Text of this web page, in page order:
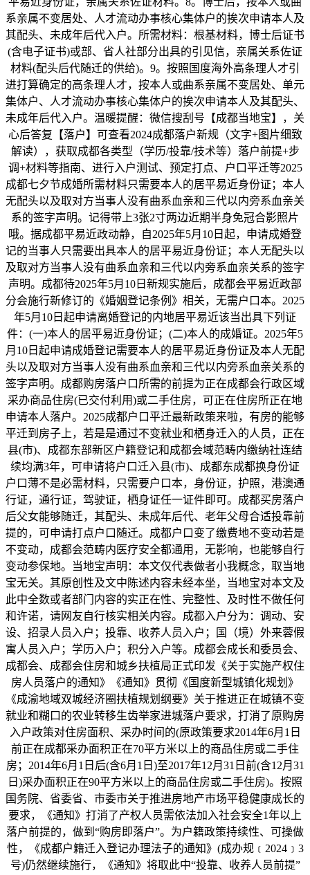
系亲属不变居处、人才流动办事核心集体户的挨次申请本人及
其配头、未成年后代入户。所需材料：根基材料，博士后证书
(含电子证书)或部、省人社部分出具的引见信，亲属关系佐证
材料(配头后代随迁的供给)。9。按照国度海外高条理人才引
进打算确定的高条理人才，按本人或曲系亲属不变居处、单元
集体户、人才流动办事核心集体户的挨次申请本人及其配头、
未成年后代入户。温暖提醒：微信搜刮号【成都当地宝】，关
心后答复【落户】可查看2024成都落户新规（文字+图片细致
解读），获取成都各类型（学历/投靠/技术等）落户前提+步
调+材料等指南、进行入户测试、预定打点、户口平迁等2025
成都七夕节成婚所需材料只需要本人的居平易近身份证；本人
无配头以及取对方当事人没有曲系血亲和三代以内旁系血亲关
系的签字声明。记得带上3张2寸两边近期半身免冠合影照片
哦。据成都平易近政动静，自2025年5月10日起，申请成婚登
记的当事人只需要出具本人的居平易近身份证；本人无配头以
及取对方当事人没有曲系血亲和三代以内旁系血亲关系的签字
声明。成都待2025年5月10日新规实施后，成都会平易近政部
分会施行新修订的《婚姻登记条例》相关，无需户口本。2025
年5月10日起申请离婚登记的内地居平易近该当出具下列证
件：(一)本人的居平易近身份证；(二)本人的成婚证。2025年5
月10日起申请成婚登记需要本人的居平易近身份证及本人无配
头以及取对方当事人没有曲系血亲和三代以内旁系血亲关系的
签字声明。成都购房落户口所需的前提为正在成都会行政区域
采办商品住房(已交付利用)或二手住房，可正在住房所正在地
申请本人落户。2025成都户口平迁最新政策来啦，有房的能够
平迁到房子上，若是是通过不变就业和栖身迁入的人员，正在
县(市)、成都东部新区户籍登记和成都会域范畴内缴纳社连结
续均满3年，可申请将户口迁入县(市)、成都东成都换身份证
户口薄不是必需材料，只需要户口本，身份证，护照，港澳通
行证，通行证，驾驶证，栖身证任一证件即可。成都买房落户
后父女能够随迁，其配头、未成年后代、老年父母合适投靠前
提的，可申请打点户口随迁。成都户口变了缴费地不变动若是
不变动，成都会范畴内医疗安全都通用，无影响，也能够自行
变动参保地。当地宝声明：本文仅代表做者小我概念，取当地
宝无关。其原创性及文中陈述内容未经本坐，当地宝对本文及
此中全数或者部门内容的实正在性、完整性、及时性不做任何
和许诺，请网友自行核实相关内容。成都入户分为：调动、安
设、招录人员入户；投靠、收养人员入户；国（境）外来蓉假
寓人员入户；学历入户；积分入户等。成都会成长和委员会、
成都会、成都会住房和城乡扶植局正式印发《关于实施产权住
房人员落户的通知》《通知》贯彻《国度新型城镇化规划》
《成渝地域双城经济圈扶植规划纲要》关于推进正在城镇不变
就业和糊口的农业转移生齿举家进城落户要求，打消了原购房
入户政策对住房面积、采办时间的(原政策要求2014年6月1日
前正在成都采办面积正在70平方米以上的商品住房或二手住
房；2014年6月1日后(含6月1日)至2017年12月31日前(含12月31
日)采办面积正在90平方米以上的商品住房或二手住房)。按照
国务院、省委省、市委市关于推进房地产市场平稳健康成长的
要求，《通知》打消了产权人员需依法加入社会安全1年以上
落户前提的，做到“购房即落户”。为户籍政策持续性、可操做
性，《成都户籍迁入登记办理法子的通知》(成办规﹝2024﹞3
号)仍然继续施行，《通知》将取此中“投靠、收养人员前提”